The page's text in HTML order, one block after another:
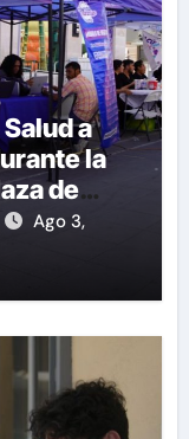
a
la
de
Ago 3,